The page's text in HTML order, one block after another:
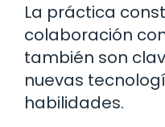
La práctica
colaboración
también son
nuevas
habilidades.